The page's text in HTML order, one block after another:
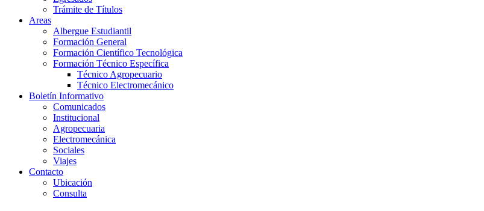
Trámite de Títulos
Areas
Albergue Estudiantil
Formación General
Formación Científico Tecnológica
Formación Técnico Específica
Técnico Agropecuario
Técnico Electromecánico
Boletín Informativo
Comunicados
Institucional
Agropecuaria
Electromecánica
Sociales
Viajes
Contacto
Ubicación
Consulta